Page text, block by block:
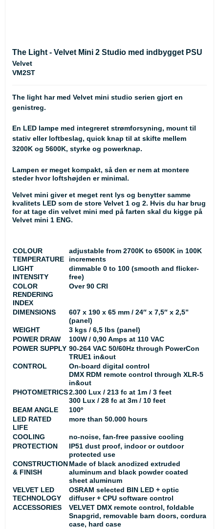
The Light - Velvet Mini 2 Studio med indbygget PSU
Velvet
VM2ST
The light har med Velvet mini studio serien gjort en
genistreg.
En LED lampe med integreret strømforsyning, mount til
stativ eller loftbeslag, quick knap til at skifte mellem
3200K og 5600K, styrke og powerknap.
Lampen er meget kompakt, så den er nem at montere
steder hvor loftshøjden er minimal.
Velvet mini giver et meget rent lys og benytter samme
kvalitets LED som de store Velvet 1 og 2. Hvis du har brug
for at tage din velvet mini med på farten skal du kigge på
Velvet mini 1 ENG.
COLOUR
TEMPERATURE
adjustable from 2700K to 6500K in 100K
increments
LIGHT
INTENSITY
dimmable 0 to 100 (smooth and flicker-
free)
COLOR
RENDERING
INDEX
Over 90 CRI
DIMENSIONS
607 x 190 x 65 mm / 24″ x 7,5″ x 2,5”
(panel)
WEIGHT
3 kgs / 6,5 lbs (panel)
POWER DRAW
100W / 0,90 Amps at 110 VAC
POWER SUPPLY 90-264 VAC 50/60Hz through PowerCon
TRUE1 in&out
CONTROL
On-board digital control
DMX RDM remote control through XLR-5
in&out
PHOTOMETRICS2.300 Lux / 213 fc at 1m / 3 feet
300 Lux / 28 fc at 3m / 10 feet
BEAM ANGLE
100º
LED RATED
LIFE
more than 50.000 hours
COOLING
no-noise, fan-free passive cooling
PROTECTION
IP51 dust proof, indoor or outdoor
protected use
CONSTRUCTION
& FINISH
Made of black anodized extruded
aluminum and black powder coated
sheet aluminum
VELVET LED
TECHNOLOGY
OSRAM selected BIN LED + optic
diffuser + CPU software control
ACCESSORIES
VELVET DMX remote control, foldable
Snapgrid, removable barn doors, cordura
case, hard case